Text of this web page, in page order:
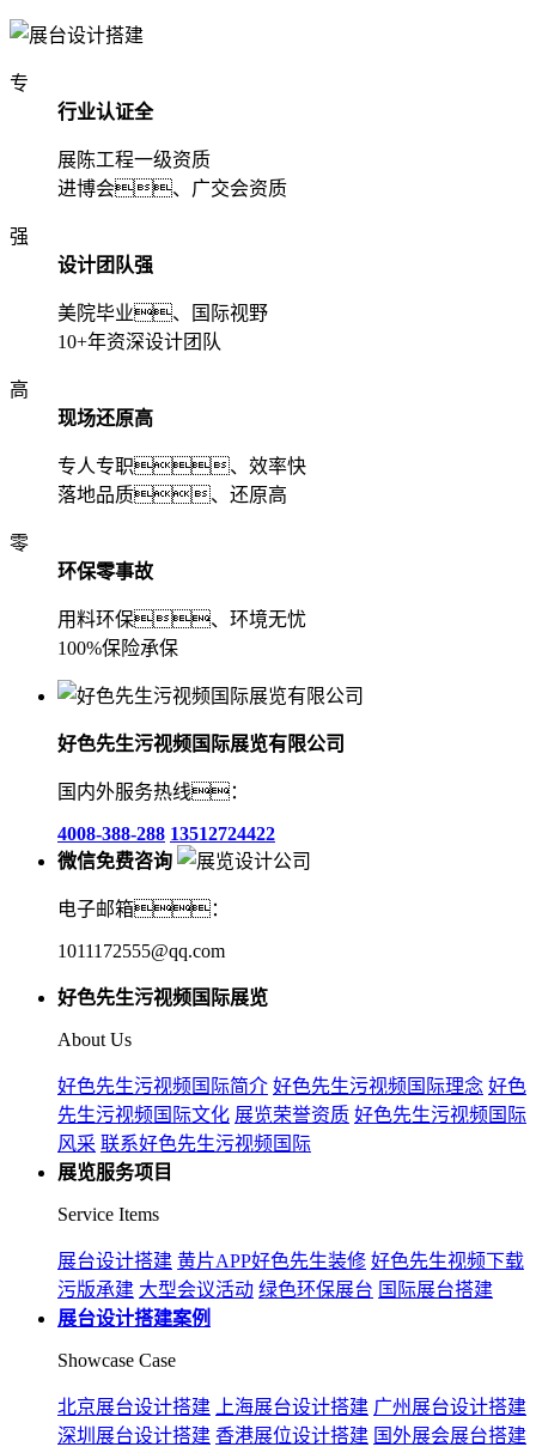
专
行业认证全
展陈工程一级资质
进博会、广交会资质
强
设计团队强
美院毕业、国际视野
10+年资深设计团队
高
现场还原高
专人专职、效率快
落地品质、还原高
零
环保零事故
用料环保、环境无忧
100%保险承保
好色先生污视频国际展览有限公司
国内外服务热线：
4008-388-288 13512724422
微信免费咨询
电子邮箱：
1011172555@qq.com
好色先生污视频国际展览
About Us
好色先生污视频国际简介 好色先生污视频国际理念 好色
先生污视频国际文化 展览荣誉资质 好色先生污视频国际
风采 联系好色先生污视频国际
展览服务项目
Service Items
展台设计搭建 黄片APP好色先生装修 好色先生视频下载
污版承建 大型会议活动 绿色环保展台 国际展台搭建
展台设计搭建案例
Showcase Case
北京展台设计搭建 上海展台设计搭建 广州展台设计搭建
深圳展台设计搭建 香港展位设计搭建 国外展会展台搭建